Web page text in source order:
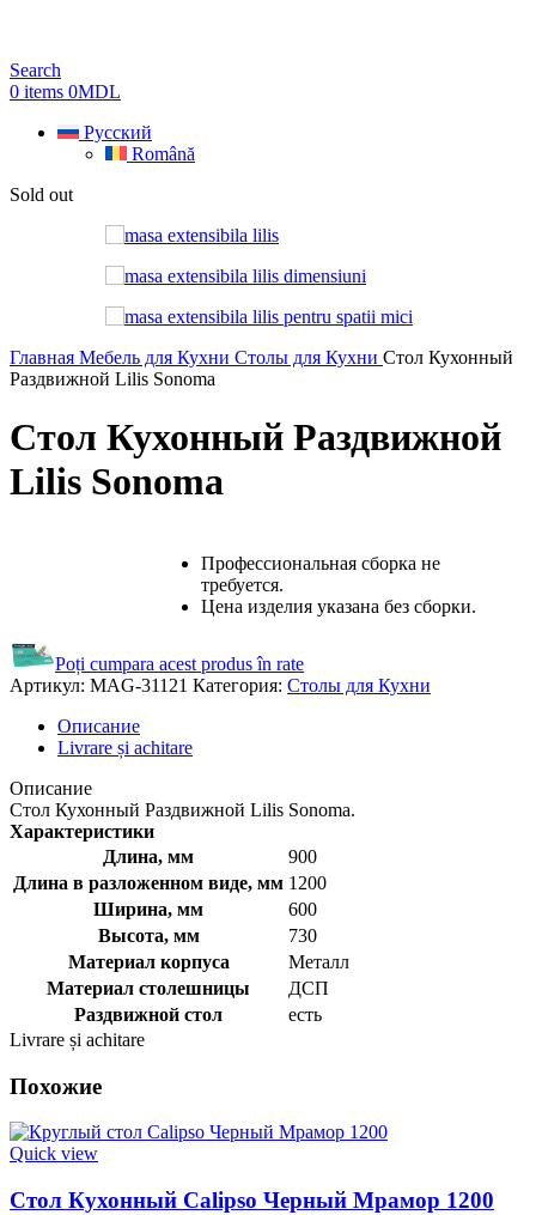
Search
0 items 0MDL
Русский
Română
Sold out
Главная Мебель для Кухни Столы для Кухни Стол Кухонный
Раздвижной Lilis Sonoma
Стол Кухонный Раздвижной
Lilis Sonoma
Профессиональная сборка не
требуется.
Цена изделия указана без сборки.
Poți cumpara acest produs în rate
Артикул: MAG-31121 Категория: Столы для Кухни
Описание
Livrare și achitare
Описание
Стол Кухонный Раздвижной Lilis Sonoma.
Характеристики
Длина, мм
900
Длина в разложенном виде, мм 1200
Ширина, мм
600
Высота, мм
730
Материал корпуса
Металл
Материал столешницы
ДСП
Раздвижной стол
есть
Livrare și achitare
Похожие
Quick view
Стол Кухонный Calipso Черный Мрамор 1200